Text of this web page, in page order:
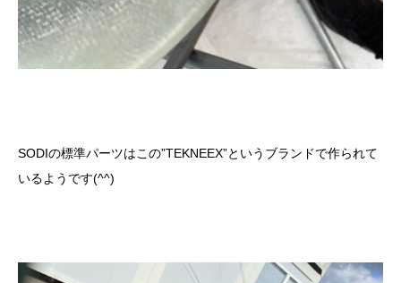
SODIの標準パーツはこの”TEKNEEX”というブランドで作られて
いるようです(^^)